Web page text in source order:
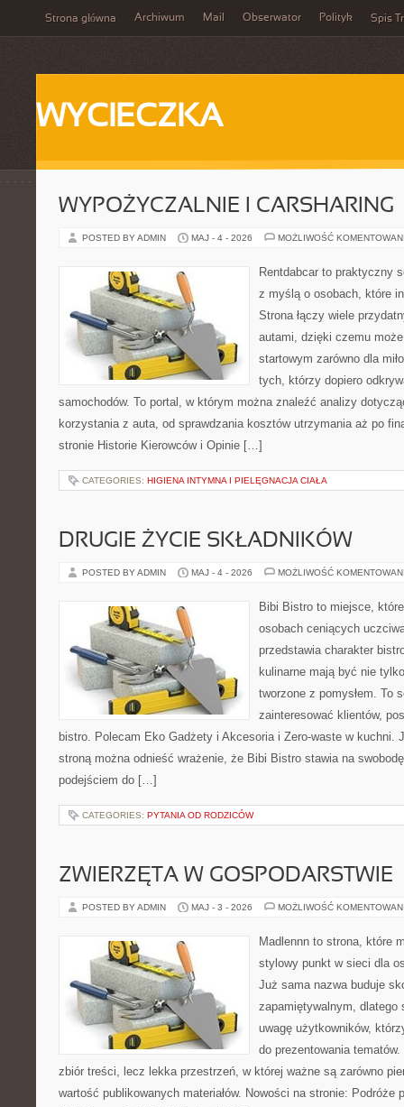
Strona główna Archiwum Mail Obserwator Polityk Spis
WYCIECZKA
WYPOŻYCZALNIE I CARSHARING
POSTED BY ADMIN MAJ - 4 - 2026 MOŻLIWOŚĆ
Rentdabcar to praktyczny
z myślą o osobach, które
Strona łączy wiele
autami, dzięki czemu
startowym zarówno dla
tych, którzy dopiero
samochodów. To portal, w którym można znaleźć analizy
korzystania z auta, od sprawdzania kosztów utrzymania aż po
stronie Historie Kierowców i Opinie […]
CATEGORIES: HIGIENA INTYMNA I PIELĘGNACJA CIAŁA
DRUGIE ŻYCIE SKŁADNIKÓW
POSTED BY ADMIN MAJ - 4 - 2026 MOŻLIWOŚĆ
Bibi Bistro to miejsce,
osobach ceniących
przedstawia charakter
kulinarne mają być nie
tworzone z pomysłem. To
zainteresować klientów,
bistro. Polecam Eko Gadżety i Akcesoria i Zero-waste w kuchni.
stroną można odnieść wrażenie, że Bibi Bistro stawia na
podejściem do […]
CATEGORIES: PYTANIA OD RODZICÓW
ZWIERZĘTA W GOSPODARSTWIE
POSTED BY ADMIN MAJ - 3 - 2026 MOŻLIWOŚĆ
Madlennn to strona, które
stylowy punkt w sieci dla
Już sama nazwa buduje
zapamiętywalnym, dlatego
uwagę użytkowników,
do prezentowania
zbiór treści, lecz lekka przestrzeń, w której ważne są zarówno
wartość publikowanych materiałów. Nowości na stronie: Podróże